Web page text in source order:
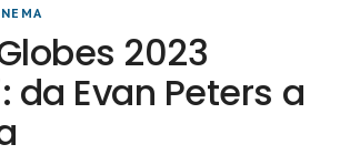
2023
da Evan Peters a